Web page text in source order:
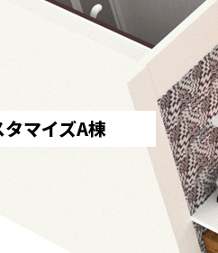
タマイズA棟